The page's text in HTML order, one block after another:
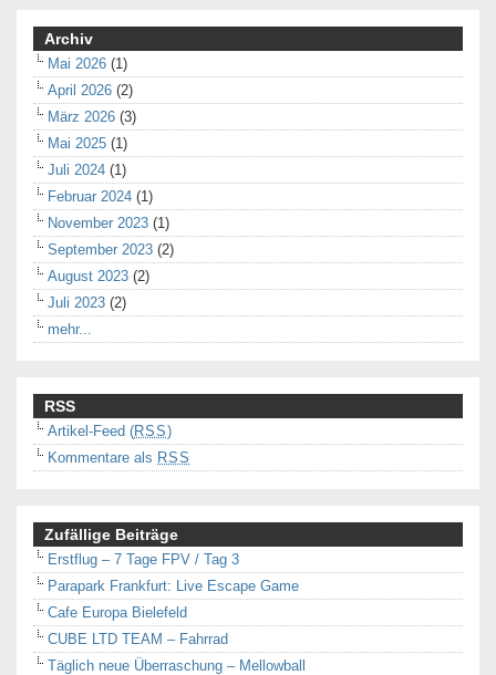
Archiv
Mai 2026 (1)
April 2026 (2)
März 2026 (3)
Mai 2025 (1)
Juli 2024 (1)
Februar 2024 (1)
November 2023 (1)
September 2023 (2)
August 2023 (2)
Juli 2023 (2)
mehr...
RSS
Artikel-Feed (RSS)
Kommentare als RSS
Zufällige Beiträge
Erstflug – 7 Tage FPV / Tag 3
Parapark Frankfurt: Live Escape Game
Cafe Europa Bielefeld
CUBE LTD TEAM – Fahrrad
Täglich neue Überraschung – Mellowball